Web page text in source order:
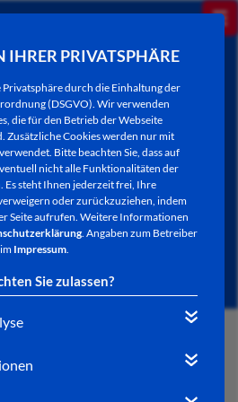
IHRER PRIVATSPHÄRE
durch die Einhaltung der
(DSGVO). Wir verwenden
die für den Betrieb der Webseite
Zusätzliche Cookies werden nur mit
Bitte beachten Sie, dass auf
nicht alle Funktionalitäten der
Es steht Ihnen jederzeit frei, Ihre
oder zurückzuziehen, indem
Seite aufrufen. Weitere Informationen
. Angaben zum Betreiber
Impressum.
Sie zulassen?
/ CITY LETTER